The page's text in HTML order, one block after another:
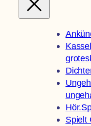
Spielt